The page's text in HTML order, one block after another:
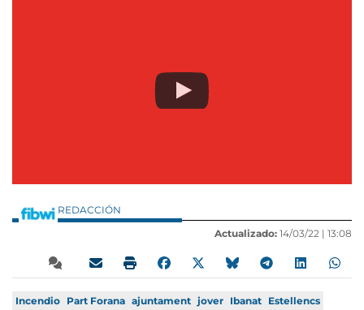
REDACCIÓN
Actualizado: 14/03/22 | 13:08
Incendio Part Forana ajuntament jover Ibanat Estellencs